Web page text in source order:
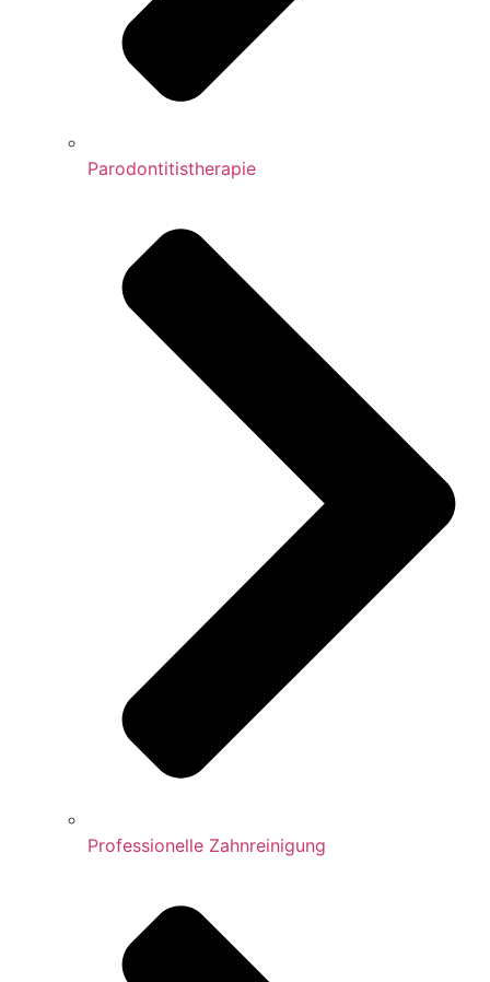
Parodontitistherapie
Professionelle Zahnreinigung